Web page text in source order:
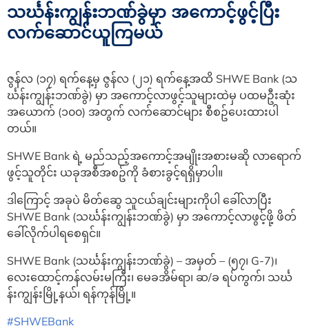
သင်္ဃန်းကျွန်းဘဏ်ခွဲမှာ အကောင့်ဖွင့်ပြီး
လက်ဆောင်ယူကြမယ်
ဇွန်လ (၁၇) ရက်နေ့မှ ဇွန်လ (၂၁) ရက်နေ့အထိ SHWE Bank (သ
င်္ဃန်းကျွန်းဘဏ်ခွဲ) မှာ အကောင့်လာဖွင့်သူများထဲမှ ပထမဦးဆုံး
အယောက် (၁၀၀) အတွက် လက်ဆောင်များ စီစဥ်ပေးထားပါ
တယ်။
SHWE Bank ရဲ့ မည်သည့်အကောင့်အမျိုးအစားမဆို လာရောက်
ဖွင့်သူတိုင်း ယခုအစီအစဥ်ကို ခံစားခွင့်ရရှိမှာပါ။
ဒါကြောင့် အခုပဲ မိတ်ဆွေ သူငယ်ချင်းများကိုပါ ခေါ်လာပြီး
SHWE Bank (သင်္ဃန်းကျွန်းဘဏ်ခွဲ) မှာ အကောင့်လာဖွင့်ဖို့ ဖိတ်
ခေါ်လိုက်ပါရစေရှင်။
SHWE Bank (သင်္ဃန်းကျွန်းဘဏ်ခွဲ) – အမှတ် – (၅၇၊ G-7)၊
လေးထောင့်ကန်လမ်းမကြီး၊ မေခအိမ်ရာ၊ ဆ/ခ ရပ်ကွက်၊ သင်္ဃ
န်းကျွန်းမြို့နယ်၊ ရန်ကုန်မြို့။
#SHWEBank